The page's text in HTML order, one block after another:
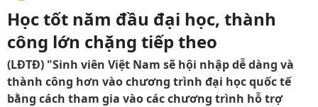
Học tốt năm đầu đại học, thành
công lớn chặng tiếp theo
(LĐTĐ) "Sinh viên Việt Nam sẽ hội nhập dễ dàng và
thành công hơn vào chương trình đại học quốc tế
bằng cách tham gia vào các chương trình hỗ trợ